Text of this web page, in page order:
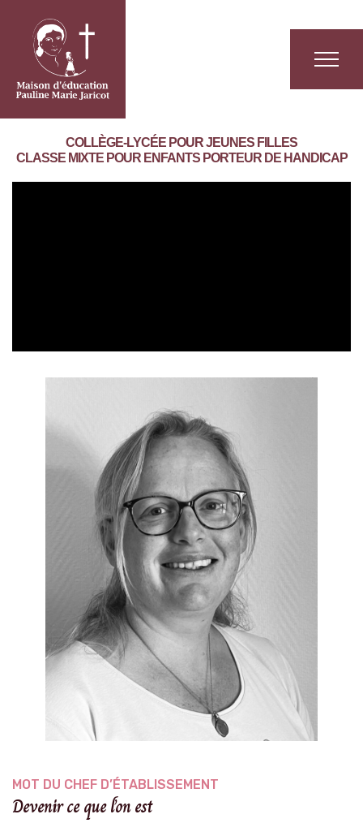
COLLÈGE-LYCÉE POUR JEUNES FILLES
CLASSE MIXTE POUR ENFANTS PORTEUR DE HANDICAP
MOT DU CHEF D’ÉTABLISSEMENT
Devenir ce que l’on est